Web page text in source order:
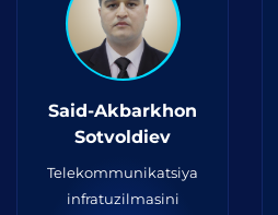
Said-Akbarkhon
Sotvoldiev
Telekommunikatsiya
infratuzilmasini